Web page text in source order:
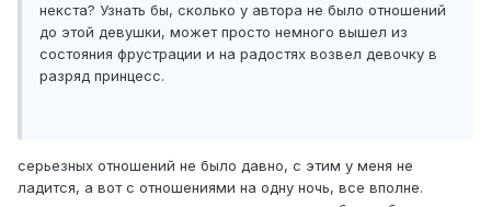
некста? Узнать бы, сколько у автора не было отношений
до этой девушки, может просто немного вышел из
состояния фрустрации и на радостях возвел девочку в
разряд принцесс.
серьезных отношений не было давно, с этим у меня не
ладится, а вот с отношениями на одну ночь, все вполне.